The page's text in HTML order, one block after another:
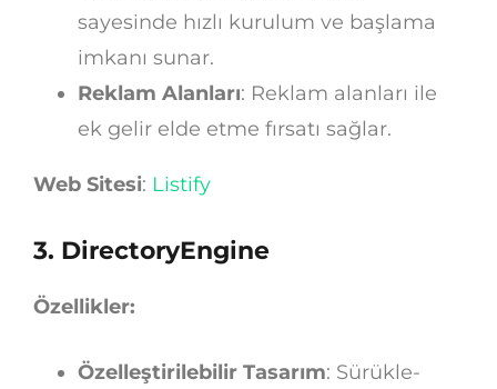
sayesinde hızlı kurulum ve başlama
imkanı sunar.
Reklam Alanları: Reklam alanları ile
ek gelir elde etme fırsatı sağlar.
Web Sitesi: Listify
3. DirectoryEngine
Özellikler:
Özelleştirilebilir Tasarım: Sürükle-